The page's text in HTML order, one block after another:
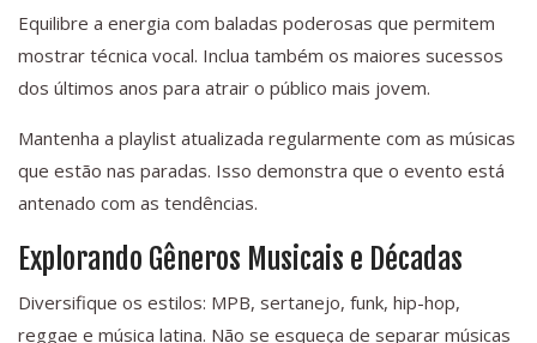
Equilibre a energia com baladas poderosas que permitem
mostrar técnica vocal. Inclua também os maiores sucessos
dos últimos anos para atrair o público mais jovem.
Mantenha a playlist atualizada regularmente com as músicas
que estão nas paradas. Isso demonstra que o evento está
antenado com as tendências.
Explorando Gêneros Musicais e Décadas
Diversifique os estilos: MPB, sertanejo, funk, hip-hop,
reggae e música latina. Não se esqueça de separar músicas